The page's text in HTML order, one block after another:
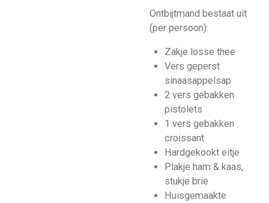
Ontbijtmand bestaat uit
(per persoon):
Zakje losse thee
Vers geperst
sinaasappelsap
2 vers gebakken
pistolets
1 vers gebakken
croissant
Hardgekookt eitje
Plakje ham & kaas,
stukje brie
Huisgemaakte